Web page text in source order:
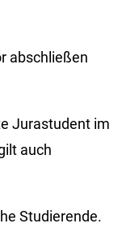
abschließen
Jurastudent im
auch
Studierende.